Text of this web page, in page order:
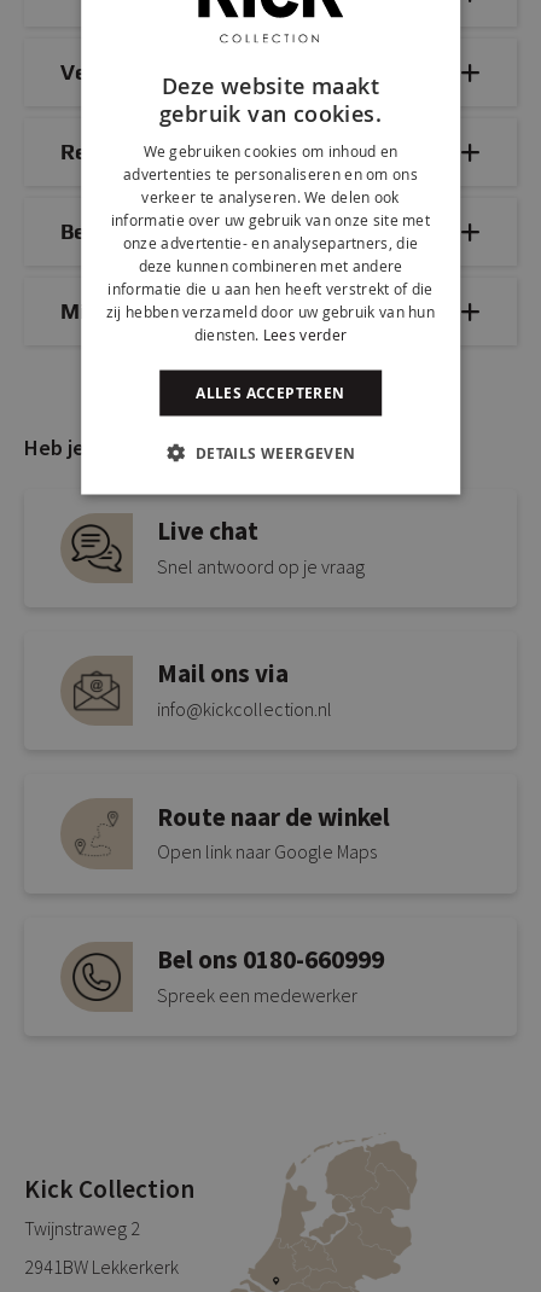
Veelgestelde vragen
Reviews
Bezorg- & retourinformatie
Mix & Match
Heb je nog vragen?
Live chat
Snel antwoord op je vraag
Mail ons via
info@kickcollection.nl
Route naar de winkel
Open link naar Google Maps
Bel ons 0180-660999
Spreek een medewerker
Kick Collection
Twijnstraweg 2
2941BW Lekkerkerk
Deze website maakt
gebruik van cookies.
We gebruiken cookies om inhoud en
advertenties te personaliseren en om ons
verkeer te analyseren. We delen ook
informatie over uw gebruik van onze site met
onze advertentie- en analysepartners, die
deze kunnen combineren met andere
informatie die u aan hen heeft verstrekt of die
zij hebben verzameld door uw gebruik van hun
diensten. Lees verder
ALLES ACCEPTEREN
DETAILS WEERGEVEN